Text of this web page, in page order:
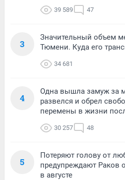
39 589 47
3
Значительный объем
Тюмени. Куда его
34 681
4
Одна вышла замуж за
развелся и обрел
перемены в жизни
30 257 48
5
Потеряют голову от
предупреждают Раков
в августе